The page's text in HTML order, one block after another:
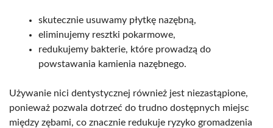
skutecznie usuwamy płytkę nazębną,
eliminujemy resztki pokarmowe,
redukujemy bakterie, które prowadzą do
powstawania kamienia nazębnego.
Używanie nici dentystycznej również jest niezastąpione,
ponieważ pozwala dotrzeć do trudno dostępnych miejsc
między zębami, co znacznie redukuje ryzyko gromadzenia